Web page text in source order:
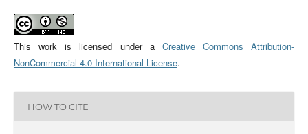
This work is licensed under a Creative Commons Attribution-
NonCommercial 4.0 International License.
HOW TO CITE